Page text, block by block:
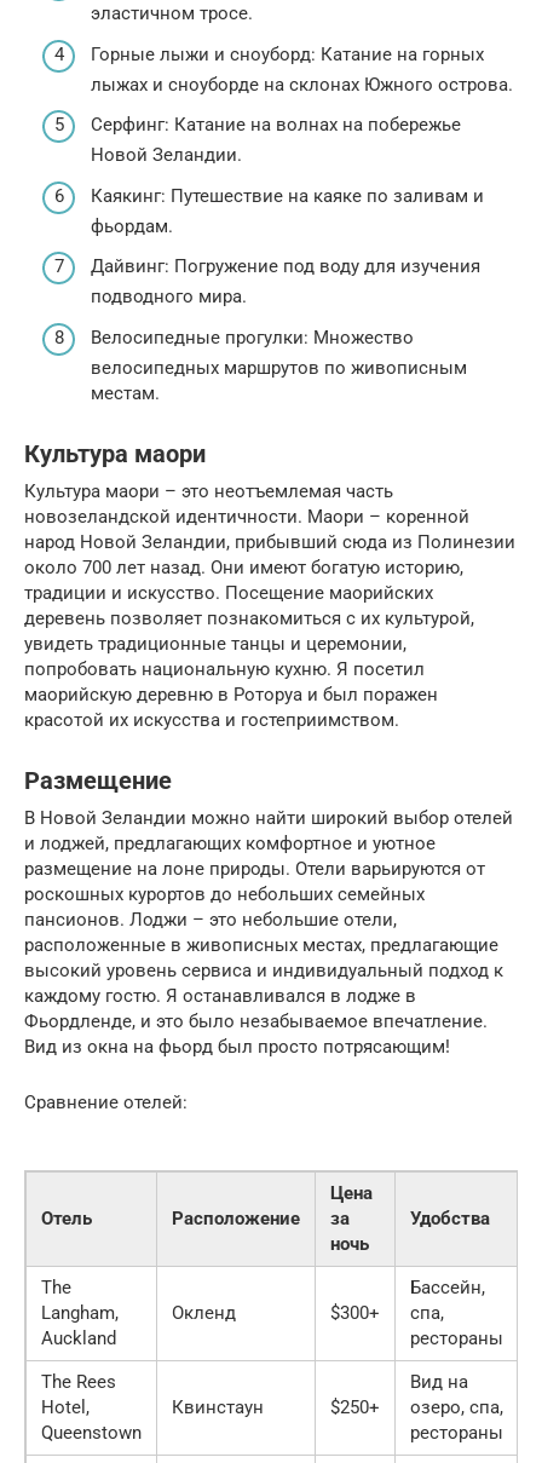
эластичном тросе.
Горные лыжи и сноуборд: Катание на горных
лыжах и сноуборде на склонах Южного острова.
Серфинг: Катание на волнах на побережье
Новой Зеландии.
Каякинг: Путешествие на каяке по заливам и
фьордам.
Дайвинг: Погружение под воду для изучения
подводного мира.
Велосипедные прогулки: Множество
велосипедных маршрутов по живописным
местам.
Культура маори
Культура маори – это неотъемлемая часть
новозеландской идентичности. Маори – коренной
народ Новой Зеландии, прибывший сюда из Полинезии
около 700 лет назад. Они имеют богатую историю,
традиции и искусство. Посещение маорийских
деревень позволяет познакомиться с их культурой,
увидеть традиционные танцы и церемонии,
попробовать национальную кухню. Я посетил
маорийскую деревню в Роторуа и был поражен
красотой их искусства и гостеприимством.
Размещение
В Новой Зеландии можно найти широкий выбор отелей
и лоджей, предлагающих комфортное и уютное
размещение на лоне природы. Отели варьируются от
роскошных курортов до небольших семейных
пансионов. Лоджи – это небольшие отели,
расположенные в живописных местах, предлагающие
высокий уровень сервиса и индивидуальный подход к
каждому гостю. Я останавливался в лодже в
Фьордленде, и это было незабываемое впечатление.
Вид из окна на фьорд был просто потрясающим!
Сравнение отелей:
Отель Расположение
Цена
за
ночь
Удобства
The
Langham,
Auckland
Окленд $300+
Бассейн,
спа,
рестораны
The Rees
Hotel,
Queenstown
Квинстаун $250+
Вид на
озеро, спа,
рестораны